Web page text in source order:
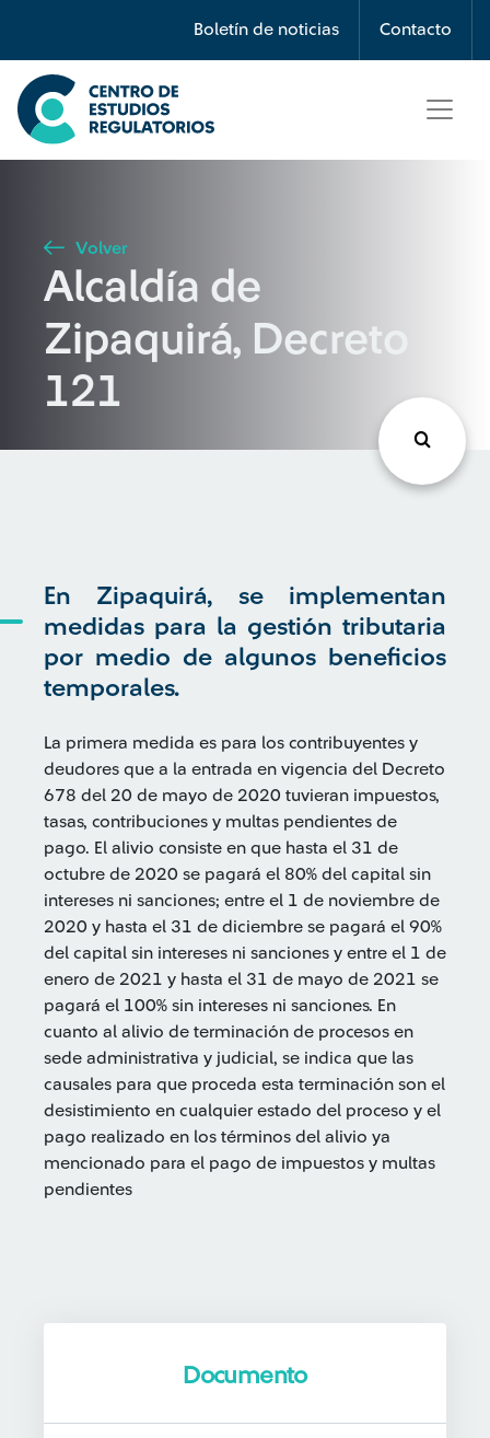
Boletín de noticias Contacto
Búsqueda
Seleccione país
Buscar
Volver
Alcaldía de
Zipaquirá, Decreto
121
En Zipaquirá, se implementan
medidas para la gestión tributaria
por medio de algunos beneficios
temporales.
La primera medida es para los contribuyentes y
deudores que a la entrada en vigencia del Decreto
678 del 20 de mayo de 2020 tuvieran impuestos,
tasas, contribuciones y multas pendientes de
pago. El alivio consiste en que hasta el 31 de
octubre de 2020 se pagará el 80% del capital sin
intereses ni sanciones; entre el 1 de noviembre de
2020 y hasta el 31 de diciembre se pagará el 90%
del capital sin intereses ni sanciones y entre el 1 de
enero de 2021 y hasta el 31 de mayo de 2021 se
pagará el 100% sin intereses ni sanciones. En
cuanto al alivio de terminación de procesos en
sede administrativa y judicial, se indica que las
causales para que proceda esta terminación son el
desistimiento en cualquier estado del proceso y el
pago realizado en los términos del alivio ya
mencionado para el pago de impuestos y multas
pendientes
Documento